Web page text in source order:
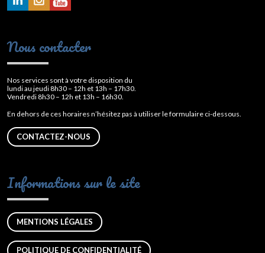
Nous contacter
Nos services sont à votre disposition du
lundi au jeudi 8h30 – 12h et 13h – 17h30.
Vendredi 8h30 – 12h et 13h – 16h30.
En dehors de ces horaires n’hésitez pas à utiliser le formulaire ci-dessous.
CONTACTEZ-NOUS
Informations sur le site
MENTIONS LÉGALES
POLITIQUE DE CONFIDENTIALITÉ